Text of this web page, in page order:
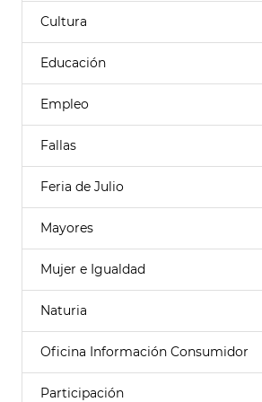
Cultura
Educación
Empleo
Fallas
Feria de Julio
Mayores
Mujer e Igualdad
Naturia
Oficina Información Consumidor
Participación